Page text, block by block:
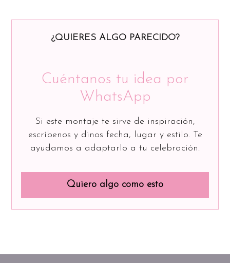
¿QUIERES ALGO PARECIDO?
Cuéntanos tu idea por
WhatsApp
Si este montaje te sirve de inspiración,
escríbenos y dinos fecha, lugar y estilo. Te
ayudamos a adaptarlo a tu celebración.
Quiero algo como esto